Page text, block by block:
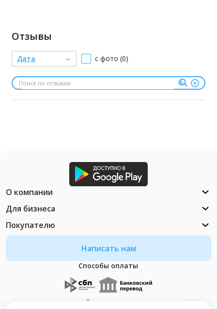
Отзывы
Дата с фото (0)
Написать нам
Способы оплаты
О компании
Для бизнеса
Покупателю
Документация